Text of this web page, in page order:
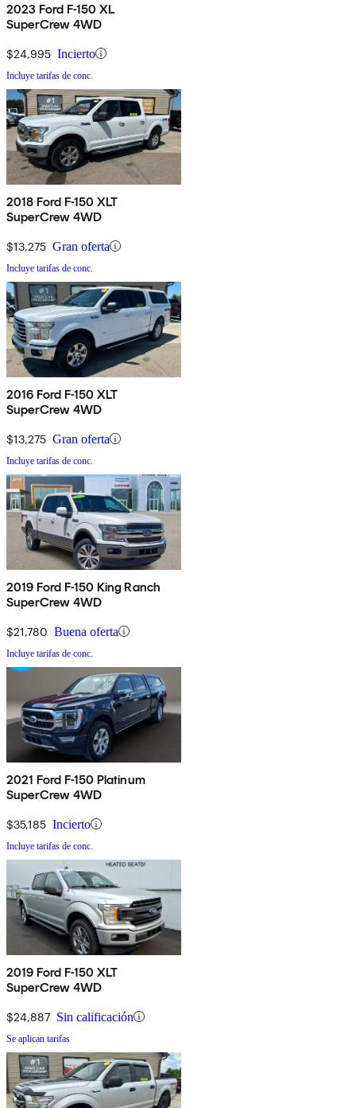
2023 Ford F-150 XL
SuperCrew 4WD
$24,995 Incierto
Incluye tarifas de conc.
2018 Ford F-150 XLT
SuperCrew 4WD
$13,275 Gran oferta
Incluye tarifas de conc.
2016 Ford F-150 XLT
SuperCrew 4WD
$13,275 Gran oferta
Incluye tarifas de conc.
2019 Ford F-150 King Ranch
SuperCrew 4WD
$21,780 Buena oferta
Incluye tarifas de conc.
2021 Ford F-150 Platinum
SuperCrew 4WD
$35,185 Incierto
Incluye tarifas de conc.
2019 Ford F-150 XLT
SuperCrew 4WD
$24,887 Sin calificación
Se aplican tarifas